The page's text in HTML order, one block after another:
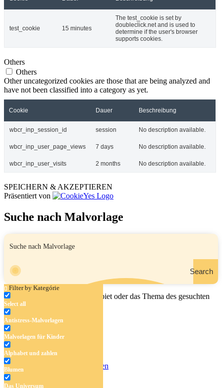
test_cookie 15 minutes
The test_cookie is set by
doubleclick.net and is used to
determine if the user's browser
supports cookies.
Others
Others
Other uncategorized cookies are those that are being analyzed and
have not been classified into a category as yet.
Cookie Dauer Beschreibung
wbcr_inp_session_id session No description available.
wbcr_inp_user_page_views 7 days No description available.
wbcr_inp_user_visits 2 months No description available.
SPEICHERN & AKZEPTIEREN
Präsentiert von
Suche nach Malvorlage
Search
Filter by Kategórie
Select all
Antistress-Malvorlagen
Malvorlagen für Kinder
Alphabet und zahlen
Blumen
Das Universum
Geben Sie den Namen, das Gebiet oder das Thema des gesuchten
Malbuchs ein.
Malvorlagen für Kinder
Alphabet und zahlen